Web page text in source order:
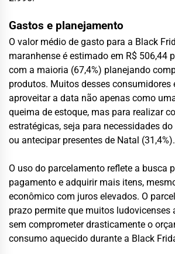
Gastos e planejamento
O valor médio de gasto para a Black
maranhense é estimado em R$ 506,44
com a maioria (67,4%) planejando
produtos. Muitos desses consumidores
aproveitar a data não apenas como
queima de estoque, mas para realizar
estratégicas, seja para necessidades
ou antecipar presentes de Natal (31,4%).
O uso do parcelamento reflete a busca
pagamento e adquirir mais itens,
econômico com juros elevados. O
prazo permite que muitos ludovicenses
sem comprometer drasticamente o
consumo aquecido durante a Black